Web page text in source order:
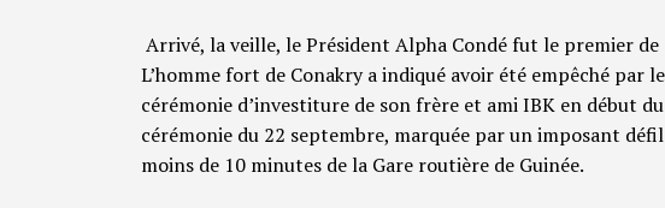
Arrivé, la veille, le Président Alpha Condé fut le premier de
L’homme fort de Conakry a indiqué avoir été empêché par
cérémonie d’investiture de son frère et ami IBK en début
cérémonie du 22 septembre, marquée par un imposant
moins de 10 minutes de la Gare routière de Guinée.